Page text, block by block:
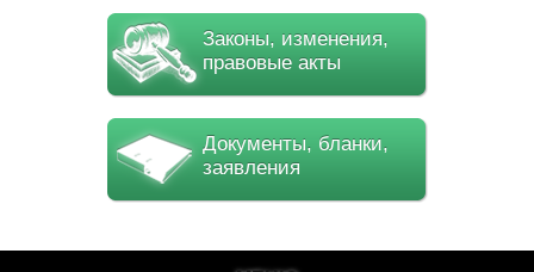
Законы, изменения,
правовые акты
Документы, бланки,
заявления